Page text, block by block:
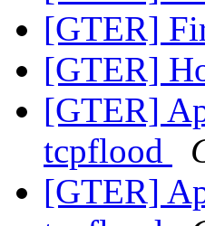
[GTER]
[GTER]
[GTER]
tcpflood
[GTER]